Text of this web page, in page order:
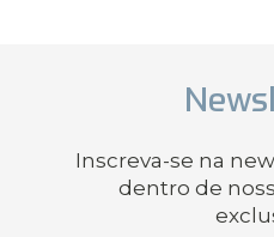
Inscreva-se na
dentro de